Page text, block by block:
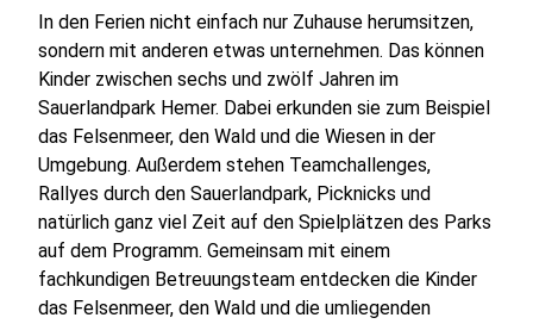
In den Ferien nicht einfach nur Zuhause herumsitzen,
sondern mit anderen etwas unternehmen. Das können
Kinder zwischen sechs und zwölf Jahren im
Sauerlandpark Hemer. Dabei erkunden sie zum Beispiel
das Felsenmeer, den Wald und die Wiesen in der
Umgebung. Außerdem stehen Teamchallenges,
Rallyes durch den Sauerlandpark, Picknicks und
natürlich ganz viel Zeit auf den Spielplätzen des Parks
auf dem Programm. Gemeinsam mit einem
fachkundigen Betreuungsteam entdecken die Kinder
das Felsenmeer, den Wald und die umliegenden